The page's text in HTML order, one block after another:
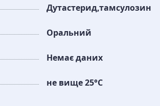
Дутастерид,тамсулозин
Оральний
Немає даних
не вище 25°C